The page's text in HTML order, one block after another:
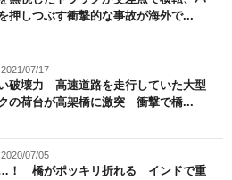
押しつぶす衝撃的な事故が海外で...
07/17
破壊力 高速道路を走行していた大型
の荷台が高架橋に激突 衝撃で橋...
07/05
！ 橋がポッキリ折れる インドで重